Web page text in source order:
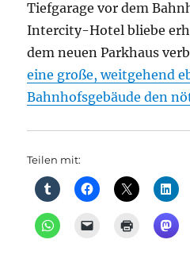
Tiefgarage vor dem
Intercity-Hotel bliebe
dem neuen Parkhaus
eine große, weitgehend
Bahnhofsgebäude den
Teilen mit: